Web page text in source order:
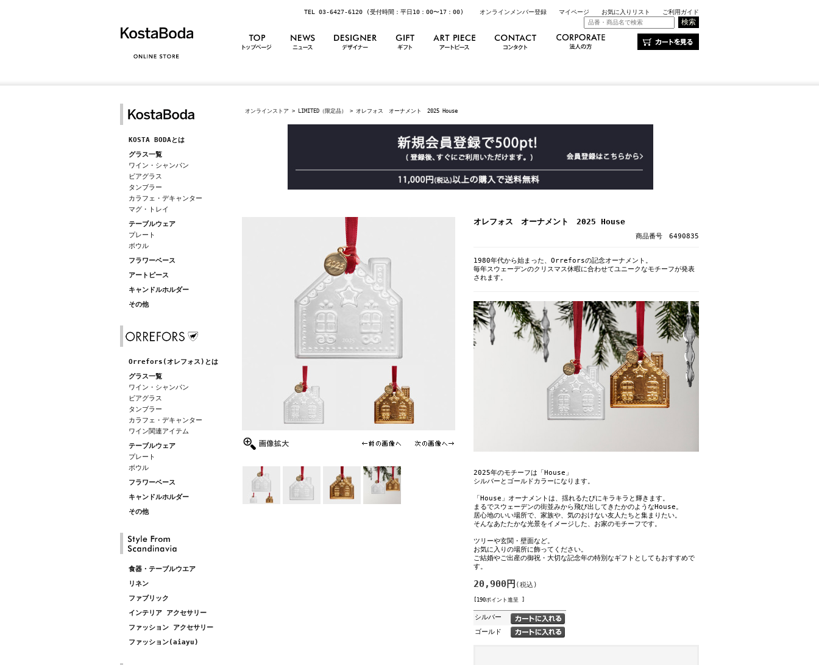
TEL 03-6427-6120 (受付時間：平日10：00〜17：00) オンラインメンバー登録 マイページ お気に入りリスト ご利用ガイド
KOSTA BODAとは
グラス一覧
ワイン・シャンパン
ビアグラス
タンブラー
カラフェ・デキャンター
マグ・トレイ
テーブルウェア
プレート
ボウル
フラワーベース
アートピース
キャンドルホルダー
その他
Orrefors(オレフォス)とは
グラス一覧
ワイン・シャンパン
ビアグラス
タンブラー
カラフェ・デキャンター
ワイン関連アイテム
テーブルウェア
プレート
ボウル
フラワーベース
キャンドルホルダー
その他
食器・テーブルウエア
リネン
ファブリック
インテリア アクセサリー
ファッション アクセサリー
ファッション(aiayu)
オンラインストア > LIMITED（限定品） > オレフォス オーナメント 2025 House
オレフォス オーナメント 2025 House
商品番号 6490835
1980年代から始まった、Orreforsの記念オーナメント。
毎年スウェーデンのクリスマス休暇に合わせてユニークなモチーフが発表
されます。
2025年のモチーフは「House」
シルバーとゴールドカラーになります。
「House」オーナメントは、揺れるたびにキラキラと輝きます。
まるでスウェーデンの街並みから飛び出してきたかのようなHouse。
居心地のいい場所で、家族や、気のおけない友人たちと集まりたい。
そんなあたたかな光景をイメージした、お家のモチーフです。
ツリーや玄関・壁面など。
お気に入りの場所に飾ってください。
ご結婚やご出産の御祝・大切な記念年の特別なギフトとしてもおすすめで
す。
20,900円 (税込)
[190ポイント進呈 ]
シルバー
ゴールド